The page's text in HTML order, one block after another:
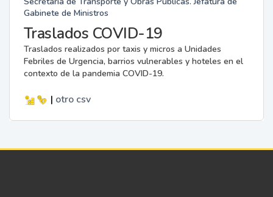
Gabinete de Ministros
Traslados COVID-19
Traslados realizados por taxis y micros a Unidades
Febriles de Urgencia, barrios vulnerables y hoteles en el
contexto de la pandemia COVID-19.
| otro csv